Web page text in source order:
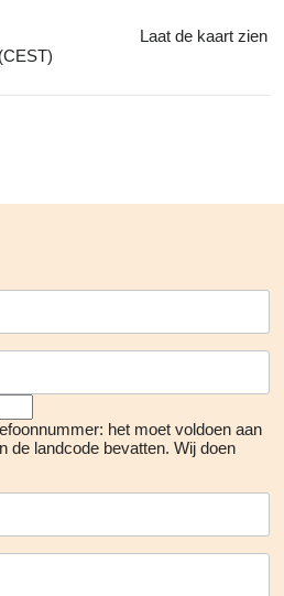
Laat de kaart zien
het moet voldoen aan
de landcode bevatten. Wij doen